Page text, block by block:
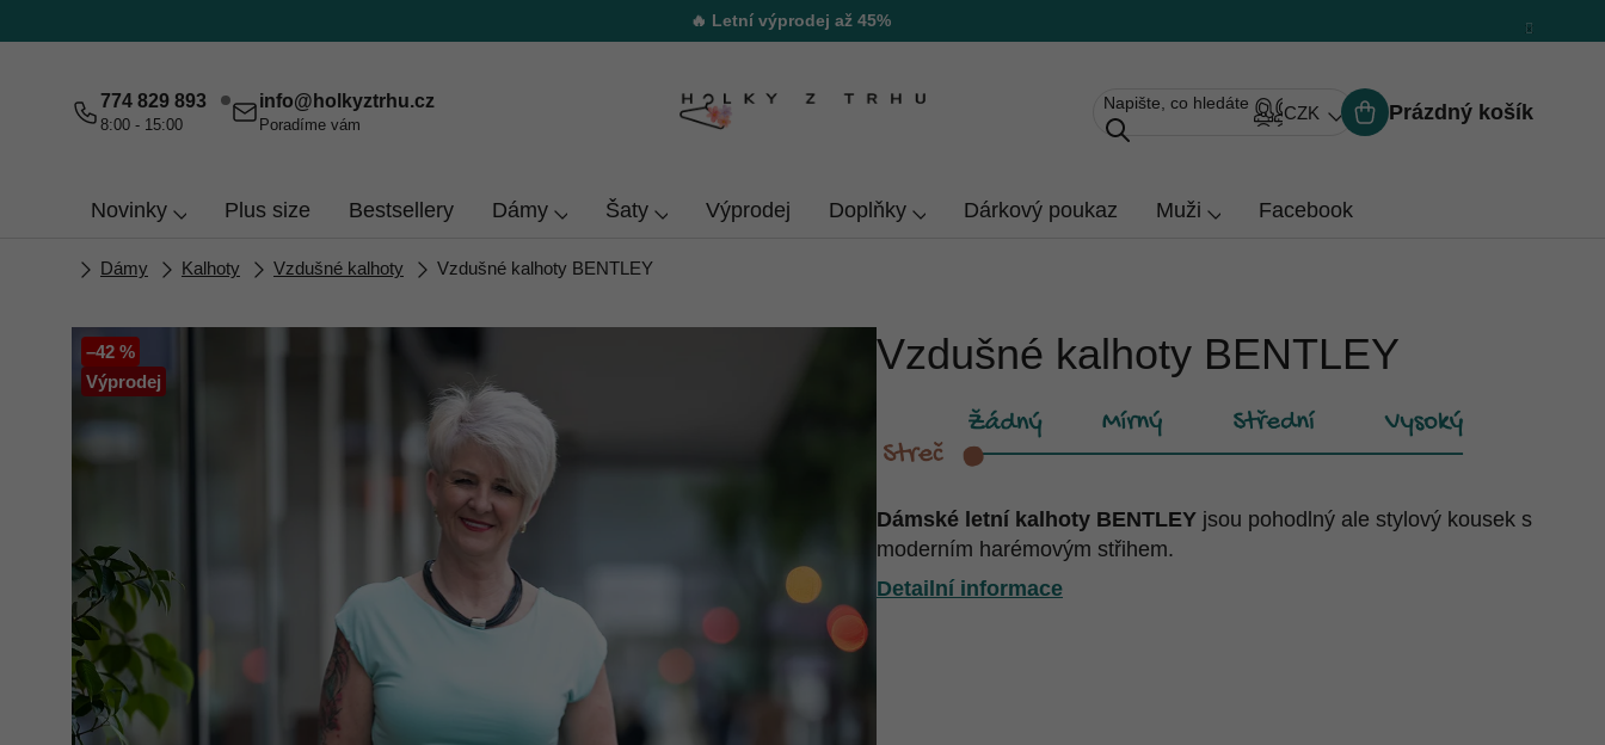
na
🔥 Letní výprodej až 45%
774 829 893
8:00 - 15:00
info@ holkyztrhu.cz
Poradíme vám
Nákupní
Prázdný košík
CZK
Novinky Plus size Bestsellery Dámy Šaty Výprodej Doplňky Dárkový poukaz Muži Facebook
DomůDámy Kalhoty Vzdušné kalhoty Vzdušné kalhoty BENTLEY
Výprodej
–42 % Vzdušné kalhoty BENTLEY
Dámské letní kalhoty BENTLEY jsou pohodlný ale stylový kousek s
moderním harémovým střihem.
Detailní informace